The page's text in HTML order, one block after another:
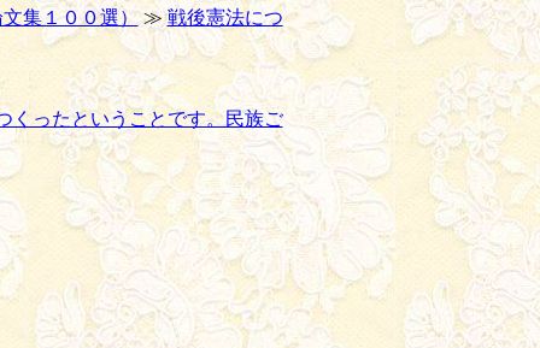
集１００選）≫戦後憲法につ
くったということです。民族ご